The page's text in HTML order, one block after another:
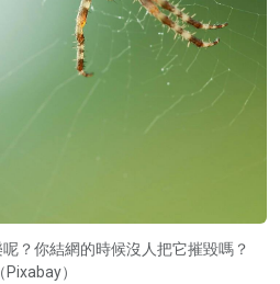
？你結網的時候沒人把它摧毀嗎？
（Pixabay）